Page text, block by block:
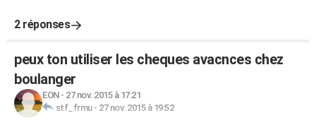
2 réponses
peux ton utiliser les cheques avacnces chez
boulanger
EON- 27 nov. 2015 à 17:21
stf_frmu- 27 nov. 2015 à 19:52